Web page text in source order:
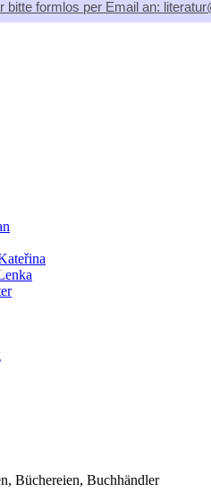
bitte formlos per Email an: